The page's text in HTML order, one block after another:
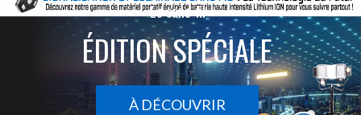
Le sans-fil
ÉDITION SPÉCIALE
À DÉCOUVRIR